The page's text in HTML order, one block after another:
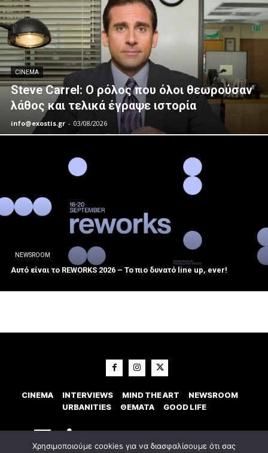
CINEMA
Steve Carrel: Ο ρόλος που όλοι θεωρούσαν
λάθος και τελικά έγραψε ιστορία
info@exostis.gr - 03/08/2026
NEWSROOM
Αυτό είναι το REWORKS 2026 – Το πιο δυνατό line up, ever!
CINEMA INTERVIEWS MIND THE ART
NEWSROOM
URBANITIES
ΘΕΜΑΤΑ GOOD LIFE
Χρησιμοποιούμε cookies για να διασφαλίσουμε ότι σας